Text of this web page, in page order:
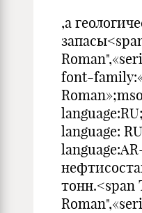
,а
font-
language:
тонн.<span